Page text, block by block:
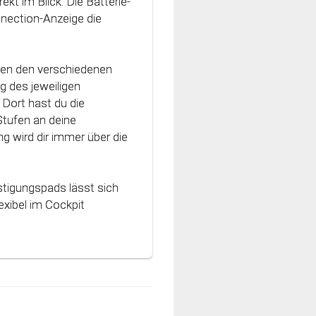
Anzeige die
den verschiedenen
des jeweiligen
hast du die
an deine
wird dir immer über die
lässt sich
im Cockpit
Technologie
und können optimal